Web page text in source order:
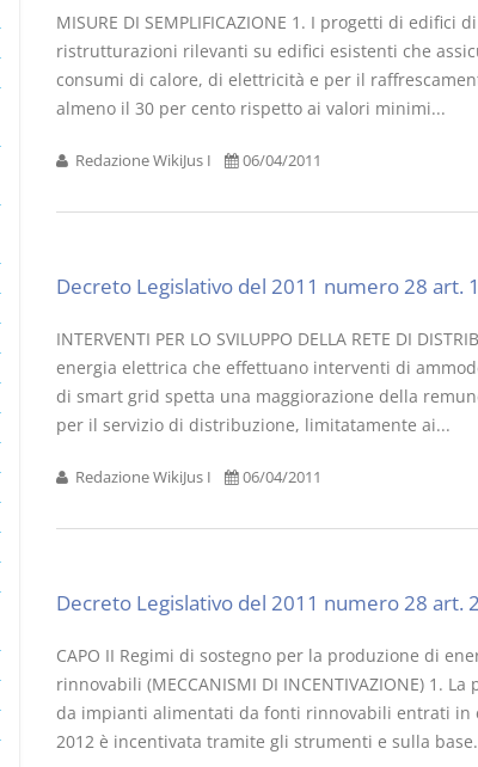
MISURE DI SEMPLIFICAZIONE 1. I progetti di edifici
ristrutturazioni rilevanti su edifici esistenti che
consumi di calore, di elettricità e per il
almeno il 30 per cento rispetto ai valori minimi...
Redazione WikiJus I 06/04/2011
Decreto Legislativo del 2011 numero 28 art.
INTERVENTI PER LO SVILUPPO DELLA RETE DI
energia elettrica che effettuano interventi di
di smart grid spetta una maggiorazione della
per il servizio di distribuzione, limitatamente ai...
Redazione WikiJus I 06/04/2011
Decreto Legislativo del 2011 numero 28 art.
CAPO II Regimi di sostegno per la produzione di
rinnovabili (MECCANISMI DI INCENTIVAZIONE) 1.
da impianti alimentati da fonti rinnovabili entrati in
2012 è incentivata tramite gli strumenti e sulla